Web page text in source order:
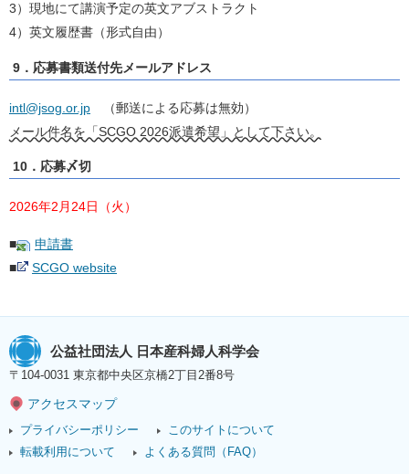
3）現地にて講演予定の英文アブストラクト
4）英文履歴書（形式自由）
9．応募書類送付先メールアドレス
intl@jsog.or.jp （郵送による応募は無効）
メール件名を「SCGO 2026派遣希望」として下さい。
10．応募〆切
2026年2月24日（火）
■
申請書
■
SCGO website
公益社団法人 日本産科婦人科学会
〒104-0031 東京都中央区京橋2丁目2番8号
アクセスマップ
プライバシーポリシー
このサイトについて
転載利用について
よくある質問（FAQ）